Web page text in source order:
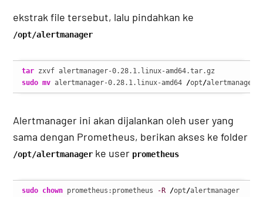
ekstrak file tersebut, lalu pindahkan ke
/opt/alertmanager
tar
sudo mv alertmanager-0.28.1.linux-amd64 /opt/alertmanager
Alertmanager ini akan dijalankan oleh user yang
sama dengan Prometheus, berikan akses ke folder
/opt/alertmanager ke user prometheus
sudo chown prometheus:prometheus -R /opt/alertmanager